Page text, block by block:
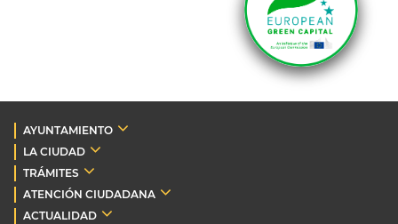
AYUNTAMIENTO
LA CIUDAD
TRÁMITES
ATENCIÓN CIUDADANA
ACTUALIDAD